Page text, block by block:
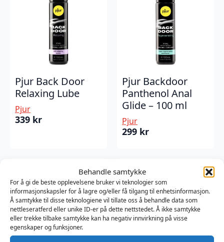
Behandle samtykke
For å gi de beste opplevelsene bruker vi teknologier som
informasjonskapsler for å lagre og/eller få tilgang til enhetsinformasjon.
Å samtykke til disse teknologiene vil tillate oss å behandle data som
nettleseratferd eller unike ID-er på dette nettstedet. Å ikke samtykke
eller trekke tilbake samtykke kan ha negativ innvirkning på visse
egenskaper og funksjoner.
Pjur Back Door
Relaxing Lube
Pjur
339 kr
Pjur Backdoor
Panthenol Anal
Glide – 100 ml
Pjur
299 kr